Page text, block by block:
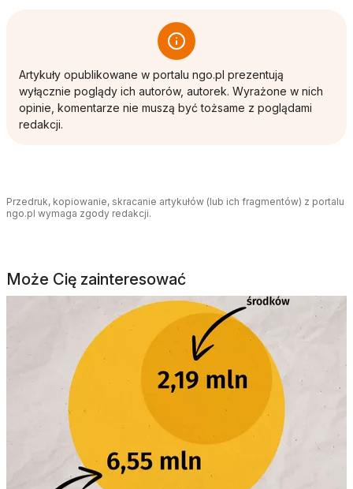
Artykuły opublikowane w portalu ngo.pl prezentują
wyłącznie poglądy ich autorów, autorek. Wyrażone w nich
opinie, komentarze nie muszą być tożsame z poglądami
redakcji.
Przedruk, kopiowanie, skracanie artykułów (lub ich fragmentów) z portalu
ngo.pl wymaga zgody redakcji.
Może Cię zainteresować